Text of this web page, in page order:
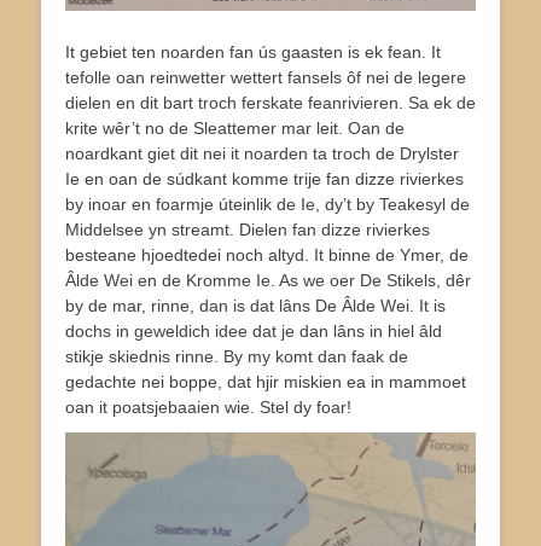
It gebiet ten noarden fan ús gaasten is ek fean. It
tefolle oan reinwetter wettert fansels ôf nei de legere
dielen en dit bart troch ferskate feanrivieren. Sa ek de
krite wêr’t no de Sleattemer mar leit. Oan de
noardkant giet dit nei it noarden ta troch de Drylster
Ie en oan de súdkant komme trije fan dizze rivierkes
by inoar en foarmje úteinlik de Ie, dy’t by Teakesyl de
Middelsee yn streamt. Dielen fan dizze rivierkes
besteane hjoedtedei noch altyd. It binne de Ymer, de
Âlde Wei en de Kromme Ie. As we oer De Stikels, dêr
by de mar, rinne, dan is dat lâns De Âlde Wei. It is
dochs in geweldich idee dat je dan lâns in hiel âld
stikje skiednis rinne. By my komt dan faak de
gedachte nei boppe, dat hjir miskien ea in mammoet
oan it poatsjebaaien wie. Stel dy foar!